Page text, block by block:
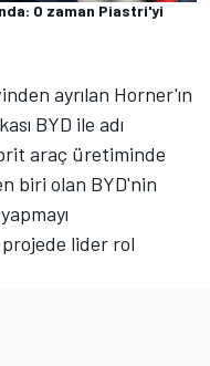
O zaman Piastri'yi
ayrılan Horner'ın
BYD ile adı
araç üretiminde
biri olan BYD'nin
lider rol